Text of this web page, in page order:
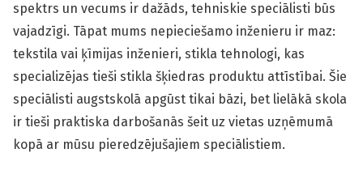
spektrs un vecums ir dažāds, tehniskie speciālisti būs
vajadzīgi. Tāpat mums nepieciešamo inženieru ir maz:
tekstila vai ķīmijas inženieri, stikla tehnologi, kas
specializējas tieši stikla šķiedras produktu attīstībai. Šie
speciālisti augstskolā apgūst tikai bāzi, bet lielākā skola
ir tieši praktiska darbošanās šeit uz vietas uzņēmumā
kopā ar mūsu pieredzējušajiem speciālistiem.